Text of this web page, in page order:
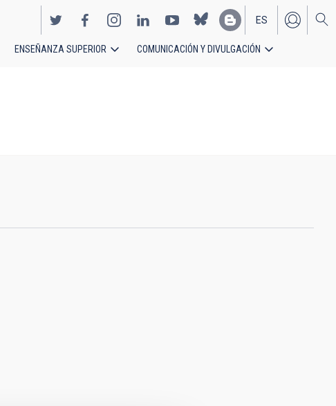
EN
ES
ENSEÑANZA SUPERIOR COMUNICACIÓN Y DIVULGACIÓN